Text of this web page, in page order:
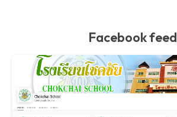
Facebook feed